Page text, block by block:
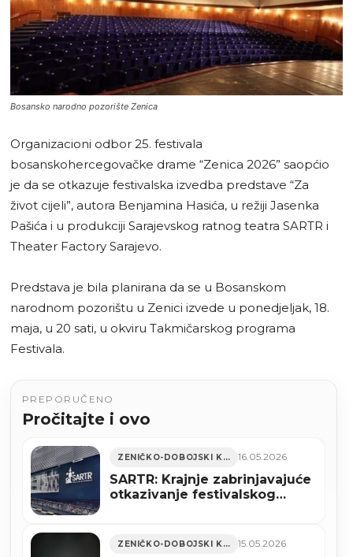
Bosansko narodno pozorište Zenica
Organizacioni odbor 25. festivala
bosanskohercegovačke drame “Zenica 2026” saopćio
je da se otkazuje festivalska izvedba predstave “Za
život cijeli”, autora Benjamina Hasića, u režiji Jasenka
Pašića i u produkciji Sarajevskog ratnog teatra SARTR i
Theater Factory Sarajevo.
Predstava je bila planirana da se u Bosanskom
narodnom pozorištu u Zenici izvede u ponedjeljak, 18.
maja, u 20 sati, u okviru Takmičarskog programa
Festivala.
PREPORUČENO
Pročitajte i ovo
ZENIČKO-DOBOJSKI KANTON 16.05.2026
SARTR: Krajnje zabrinjavajuće
otkazivanje festivalskog
ZENIČKO-DOBOJSKI KANTON 15.05.2026